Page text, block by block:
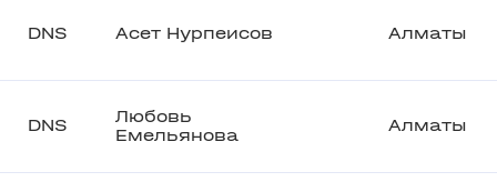
DNS Асет Нурпеисов Алматы
DNS
Любовь
Емельянова
Алматы